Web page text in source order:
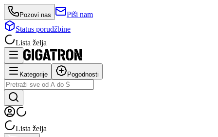
Pozovi nas
Piši nam
Status porudžbine
Lista želja
Kategorije Pogodnosti
Lista želja